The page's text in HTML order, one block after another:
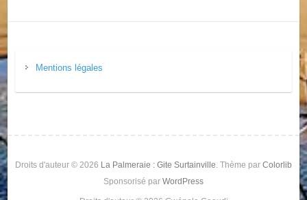
Mentions légales
Droits d'auteur © 2026 La Palmeraie : Gite Surtainville. Thème par Colorlib
Sponsorisé par WordPress